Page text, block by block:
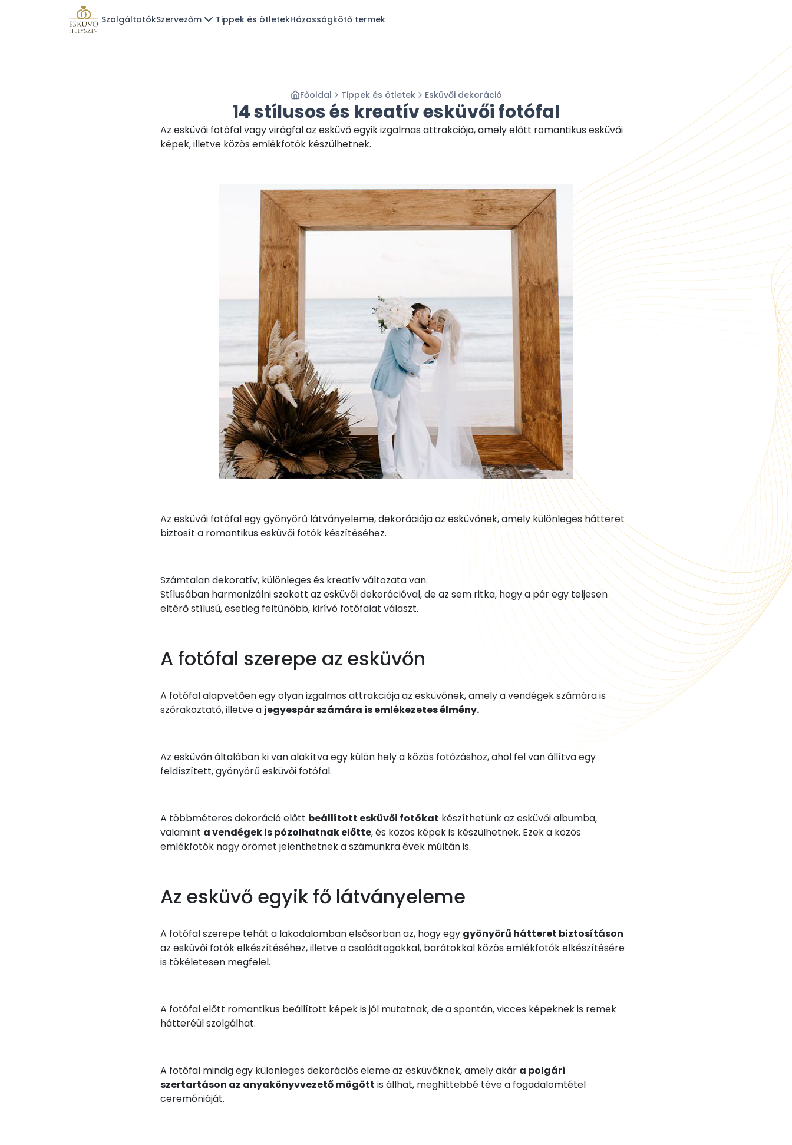
SzolgáltatókSzervezőm Tippek és ötletekHázasságkötő termek
Főoldal Tippek és ötletek Esküvői dekoráció
14 stílusos és kreatív esküvői fotófal
Az esküvői fotófal vagy virágfal az esküvő egyik izgalmas attrakciója, amely előtt romantikus esküvői
képek, illetve közös emlékfotók készülhetnek.
Az esküvői fotófal egy gyönyörű látványeleme, dekorációja az esküvőnek, amely különleges hátteret
biztosít a romantikus esküvői fotók készítéséhez.
Számtalan dekoratív, különleges és kreatív változata van.
Stílusában harmonizálni szokott az esküvői dekorációval, de az sem ritka, hogy a pár egy teljesen
eltérő stílusú, esetleg feltűnőbb, kirívó fotófalat választ.
A fotófal szerepe az esküvőn
A fotófal alapvetően egy olyan izgalmas attrakciója az esküvőnek, amely a vendégek számára is
szórakoztató, illetve a jegyespár számára is emlékezetes élmény.
Az esküvőn általában ki van alakítva egy külön hely a közös fotózáshoz, ahol fel van állítva egy
feldíszített, gyönyörű esküvői fotófal.
A többméteres dekoráció előtt beállított esküvői fotókat készíthetünk az esküvői albumba,
valamint a vendégek is pózolhatnak előtte, és közös képek is készülhetnek. Ezek a közös
emlékfotók nagy örömet jelenthetnek a számunkra évek múltán is.
Az esküvő egyik fő látványeleme
A fotófal szerepe tehát a lakodalomban elsősorban az, hogy egy gyönyörű hátteret biztosításon
az esküvői fotók elkészítéséhez, illetve a családtagokkal, barátokkal közös emlékfotók elkészítésére
is tökéletesen megfelel.
A fotófal előtt romantikus beállított képek is jól mutatnak, de a spontán, vicces képeknek is remek
hátteréül szolgálhat.
A fotófal mindig egy különleges dekorációs eleme az esküvőknek, amely akár a polgári
szertartáson az anyakönyvvezető mögött is állhat, meghittebbé téve a fogadalomtétel
ceremóniáját.